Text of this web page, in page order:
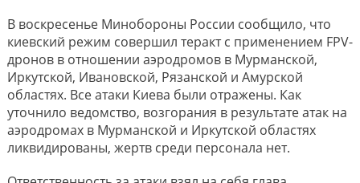
В воскресенье Минобороны России сообщило, что
киевский режим совершил теракт с применением FPV-
дронов в отношении аэродромов в Мурманской,
Иркутской, Ивановской, Рязанской и Амурской
областях. Все атаки Киева были отражены. Как
уточнило ведомство, возгорания в результате атак на
аэродромах в Мурманской и Иркутской областях
ликвидированы, жертв среди персонала нет.